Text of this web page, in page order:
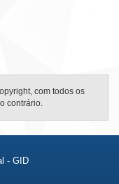
com todos os
contrário.
- GID